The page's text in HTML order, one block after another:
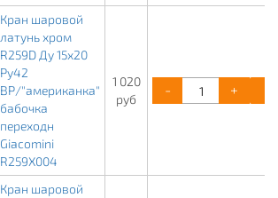
Кран шаровой
латунь хром
R259D Ду 15х20
Ру42
ВР/"американка"
бабочка
переходн
Giacomini
R259X004
1 020
руб
- +
Кран шаровой